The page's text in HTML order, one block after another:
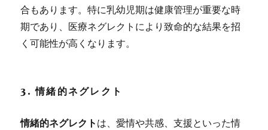
合もあります。特に乳幼児期は健康管理が重要な時
期であり、医療ネグレクトにより致命的な結果を招
く可能性が高くなります。
3. 情緒的ネグレクト
情緒的ネグレクト は、愛情や共感、支援といった情